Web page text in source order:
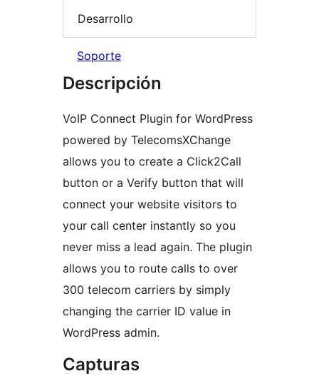
Desarrollo
Soporte
Descripción
VoIP Connect Plugin for WordPress
powered by TelecomsXChange
allows you to create a Click2Call
button or a Verify button that will
connect your website visitors to
your call center instantly so you
never miss a lead again. The plugin
allows you to route calls to over
300 telecom carriers by simply
changing the carrier ID value in
WordPress admin.
Capturas